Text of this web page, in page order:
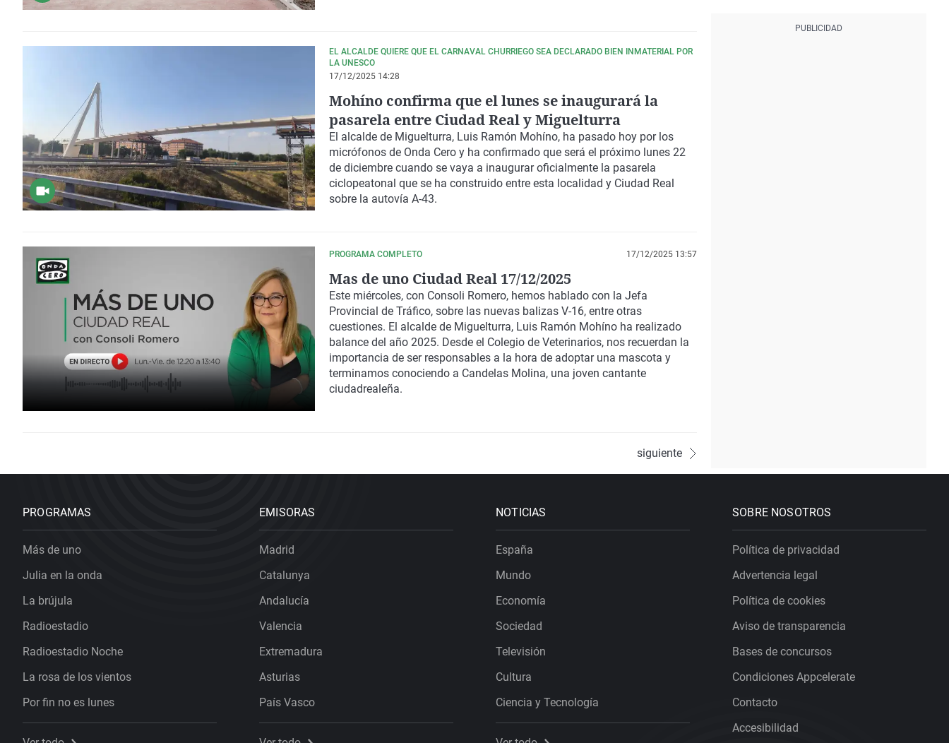
EL ALCALDE QUIERE QUE EL CARNAVAL CHURRIEGO SEA DECLARADO BIEN INMATERIAL POR
LA UNESCO
17/12/2025 14:28
Mohíno confirma que el lunes se inaugurará la
pasarela entre Ciudad Real y Miguelturra
El alcalde de Miguelturra, Luis Ramón Mohíno, ha pasado hoy por los
micrófonos de Onda Cero y ha confirmado que será el próximo lunes 22
de diciembre cuando se vaya a inaugurar oficialmente la pasarela
ciclopeatonal que se ha construido entre esta localidad y Ciudad Real
sobre la autovía A-43.
PROGRAMA COMPLETO 17/12/2025 13:57
Mas de uno Ciudad Real 17/12/2025
Este miércoles, con Consoli Romero, hemos hablado con la Jefa
Provincial de Tráfico, sobre las nuevas balizas V-16, entre otras
cuestiones. El alcalde de Miguelturra, Luis Ramón Mohíno ha realizado
balance del año 2025. Desde el Colegio de Veterinarios, nos recuerdan la
importancia de ser responsables a la hora de adoptar una mascota y
terminamos conociendo a Candelas Molina, una joven cantante
ciudadrealeña.
siguiente
PROGRAMAS
Más de uno
Julia en la onda
La brújula
Radioestadio
Radioestadio Noche
La rosa de los vientos
Por fin no es lunes
EMISORAS
Madrid
Catalunya
Andalucía
Valencia
Extremadura
Asturias
País Vasco
NOTICIAS
España
Mundo
Economía
Sociedad
Televisión
Cultura
Ciencia y Tecnología
SOBRE NOSOTROS
Política de privacidad
Advertencia legal
Política de cookies
Aviso de transparencia
Bases de concursos
Condiciones Appcelerate
Contacto
Accesibilidad